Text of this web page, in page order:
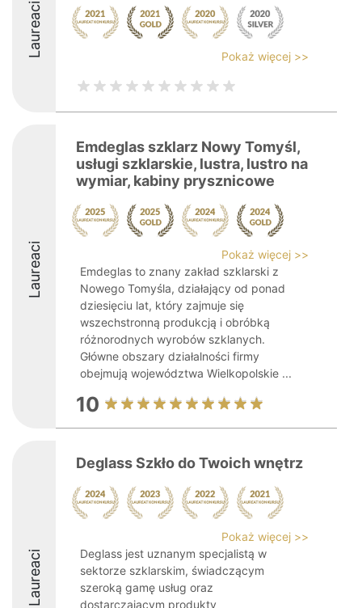
Laureaci Pokaż więcej >>
Laureaci
Emdeglas szklarz Nowy Tomyśl,
usługi szklarskie, lustra, lustro na
wymiar, kabiny prysznicowe
Pokaż więcej >>
Emdeglas to znany zakład szklarski z
Nowego Tomyśla, działający od ponad
dziesięciu lat, który zajmuje się
wszechstronną produkcją i obróbką
różnorodnych wyrobów szklanych.
Główne obszary działalności firmy
obejmują województwa Wielkopolskie ...
10
Laureaci
Deglass Szkło do Twoich wnętrz
Pokaż więcej >>
Deglass jest uznanym specjalistą w
sektorze szklarskim, świadczącym
szeroką gamę usług oraz
dostarczającym produkty